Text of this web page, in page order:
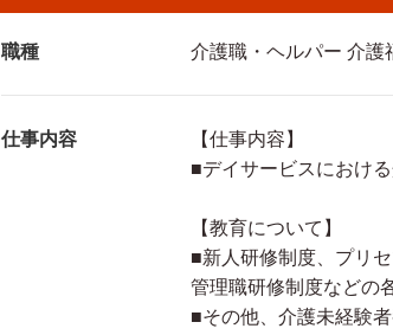
職種 介護職・ヘルパー 介護
仕事内容
【仕事内容】
■デイサービスにおけ
【教育について】
■新人研修制度、プリ
管理職研修制度などの
■その他、介護未経験